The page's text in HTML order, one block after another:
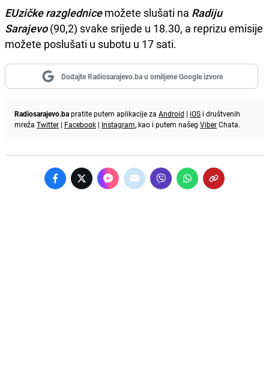
EUzičke razglednicemožete slušati na Radiju
Sarajevo(90,2) svake srijede u 18.30, a reprizu emisije
možete poslušati u subotu u 17 sati.
Dodajte Radiosarajevo.ba u omiljene Google izvore
Radiosarajevo.bapratite putem aplikacije za Android | iOS i društvenih
mreža Twitter | Facebook | Instagram, kao i putem našeg ViberChata.